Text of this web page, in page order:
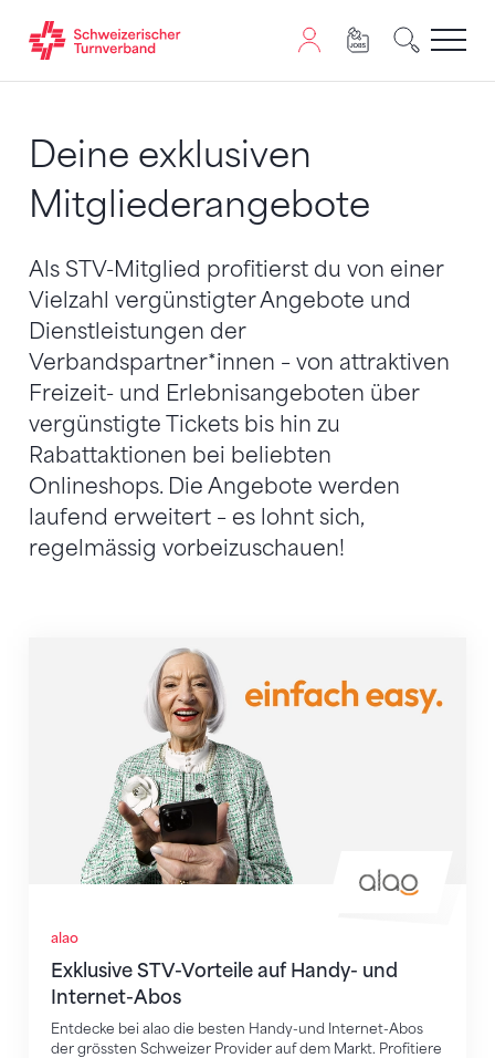
Deine exklusiven
Mitgliederangebote
Als STV-Mitglied profitierst du von einer
Vielzahl vergünstigter Angebote und
Dienstleistungen der
Verbandspartner*innen – von attraktiven
Freizeit- und Erlebnisangeboten über
vergünstigte Tickets bis hin zu
Rabattaktionen bei beliebten
Onlineshops. Die Angebote werden
laufend erweitert – es lohnt sich,
regelmässig vorbeizuschauen!
alao
Exklusive STV-Vorteile auf Handy- und
Internet-Abos
Entdecke bei alao die besten Handy-und Internet-Abos
der grössten Schweizer Provider auf dem Markt. Profitiere
Exklusive STV-Vorteile auf Handy- und Internet-Abos